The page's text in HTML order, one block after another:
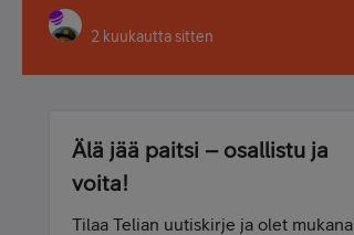
2 kuukautta sitten
Älä jää paitsi – osallistu ja
voita!
Tilaa Telian uutiskirje ja olet mukana